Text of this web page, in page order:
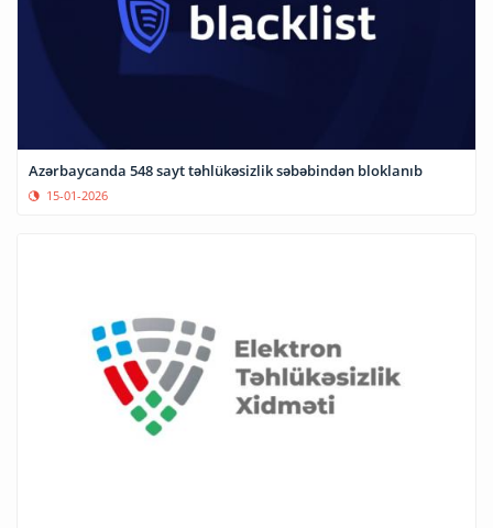
Azərbaycanda 548 sayt təhlükəsizlik səbəbindən bloklanıb
15-01-2026